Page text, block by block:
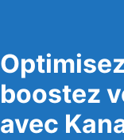
boostez
avec